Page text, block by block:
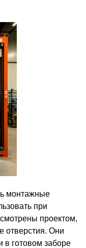
монтажные
при
проектом,
отверстия. Они
готовом заборе